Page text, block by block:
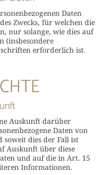
Daten
Zwecks, für welchen die
nur solange, wie dies auf
(insbesondere
erforderlich ist.
Auskunft darüber
Daten von
dies der Fall ist
Auskunft über diese
und auf die in Art. 15
Informationen.